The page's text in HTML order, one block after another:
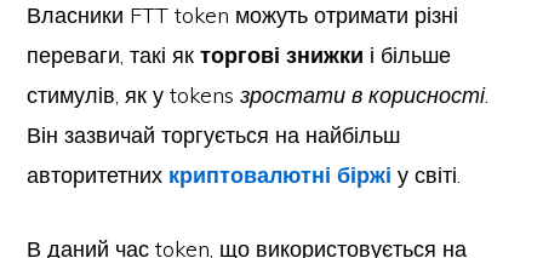
Власники FTT token можуть отримати різні
переваги, такі якторгові знижки і більше
стимулів, як у tokensзростати в корисності.
Він зазвичай торгується на найбільш
авторитетних криптовалютні біржі у світі.
В даний час token, що використовується на